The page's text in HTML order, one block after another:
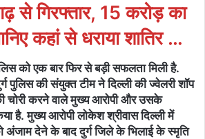
से गिरफ्तार, 15 करोड़ का
कहां से धराया शातिर …
को एक बार फिर से बड़ी सफलता मिली है.
पुलिस की संयुक्त टीम ने दिल्ली की ज्वेलरी शॉप
करने वाले मुख्य आरोपी और उसके
है. मुख्य आरोपी लोकेश श्रीवास दिल्ली में
अंजाम देने के बाद दुर्ग जिले के भिलाई के स्मृति